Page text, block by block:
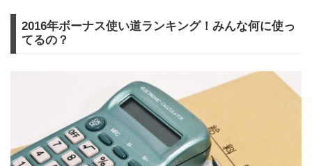
2016年ボーナス使い道ランキング！みんな何に使っ
てるの？